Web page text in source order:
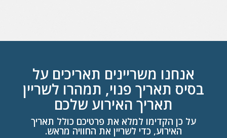
אנחנו משריינים תאריכים על
בסיס תאריך פנוי, תמהרו לשריין
תאריך האירוע שלכם
על כן הקדימו למלא את פרטיכם כולל תאריך
האירוע, כדי לשריין את החוויה מראש.